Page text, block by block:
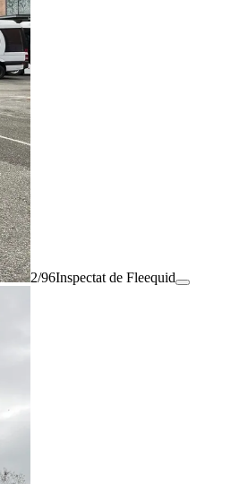
2/96Inspectat de Fleequid